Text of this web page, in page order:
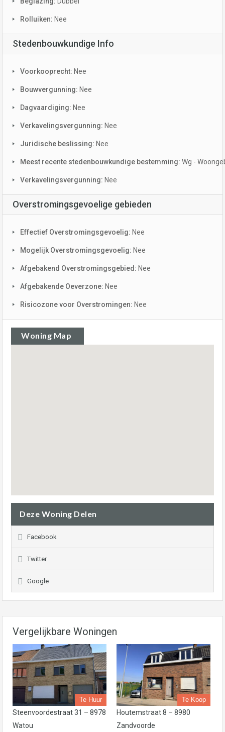
Rolluiken: Nee
Stedenbouwkundige Info
Voorkooprecht: Nee
Bouwvergunning: Nee
Dagvaardiging: Nee
Verkavelingsvergunning: Nee
Juridische beslissing: Nee
Meest recente stedenbouwkundige bestemming: Wg -
Verkavelingsvergunning: Nee
Overstromingsgevoelige gebieden
Effectief Overstromingsgevoelig: Nee
Mogelijk Overstromingsgevoelig: Nee
Afgebakend Overstromingsgebied: Nee
Afgebakende Oeverzone: Nee
Risicozone voor Overstromingen: Nee
Woning Map
Deze Woning Delen
Facebook
Twitter
Google
Vergelijkbare Woningen
Te Huur
Steenvoordestraat 31 – 8978
Watou
Te Koop
Houtemstraat 8 – 8980
Zandvoorde